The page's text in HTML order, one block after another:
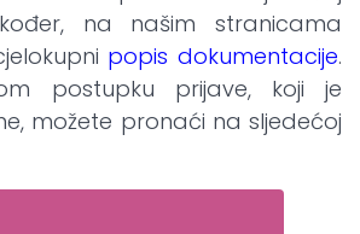
na našim stranicama
popis dokumentacije.
postupku prijave, koji je
možete pronaći na sljedećoj